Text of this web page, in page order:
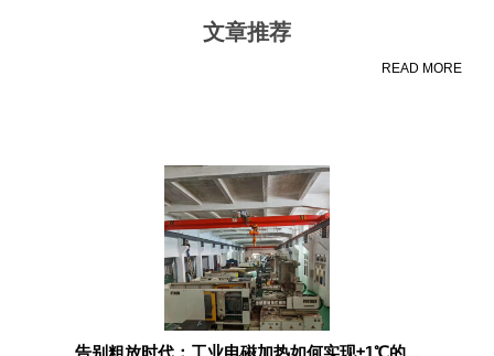
文章推荐
READ MORE
告别粗放时代：工业电磁加热如何实现±1℃的...